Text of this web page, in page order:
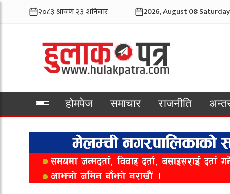
2026, August 08 Saturday
होमपेज समाचार राजनीति